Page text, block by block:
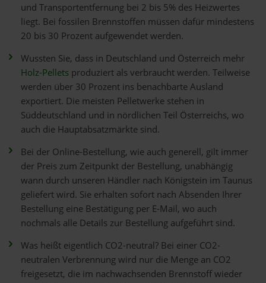
und Transportentfernung bei 2 bis 5% des Heizwertes
liegt. Bei fossilen Brennstoffen müssen dafür mindestens
20 bis 30 Prozent aufgewendet werden.
Wussten Sie, dass in Deutschland und Österreich mehr
Holz-Pellets produziert als verbraucht werden. Teilweise
werden über 30 Prozent ins benachbarte Ausland
exportiert. Die meisten Pelletwerke stehen in
Süddeutschland und in nördlichen Teil Österreichs, wo
auch die Hauptabsatzmärkte sind.
Bei der Online-Bestellung, wie auch generell, gilt immer
der Preis zum Zeitpunkt der Bestellung, unabhängig
wann durch unseren Händler nach Königstein im Taunus
geliefert wird. Sie erhalten sofort nach Absenden Ihrer
Bestellung eine Bestätigung per E-Mail, wo auch
nochmals alle Details zur Bestellung aufgeführt sind.
Was heißt eigentlich CO2-neutral? Bei einer CO2-
neutralen Verbrennung wird nur die Menge an CO2
freigesetzt, die im nachwachsenden Brennstoff wieder